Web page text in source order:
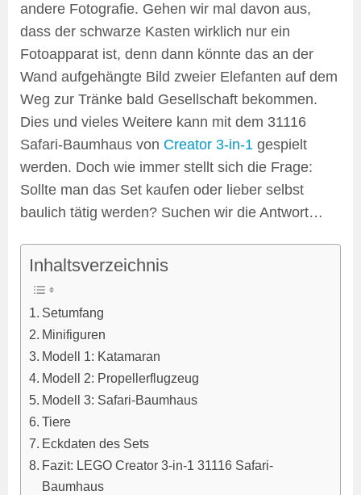
andere Fotografie. Gehen wir mal davon aus,
dass der schwarze Kasten wirklich nur ein
Fotoapparat ist, denn dann könnte das an der
Wand aufgehängte Bild zweier Elefanten auf dem
Weg zur Tränke bald Gesellschaft bekommen.
Dies und vieles Weitere kann mit dem 31116
Safari-Baumhaus von Creator 3-in-1 gespielt
werden. Doch wie immer stellt sich die Frage:
Sollte man das Set kaufen oder lieber selbst
baulich tätig werden? Suchen wir die Antwort…
Inhaltsverzeichnis
Setumfang
Minifiguren
Modell 1: Katamaran
Modell 2: Propellerflugzeug
Modell 3: Safari-Baumhaus
Tiere
Eckdaten des Sets
Fazit: LEGO Creator 3-in-1 31116 Safari-
Baumhaus